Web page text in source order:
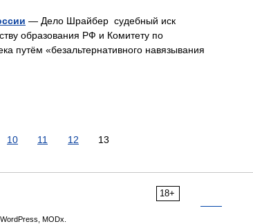
— Дело Шрайбер судебный иск
образования РФ и Комитету по
путём «безальтернативного навязывания
10 11 12 13
18+
WordPress, MODx.